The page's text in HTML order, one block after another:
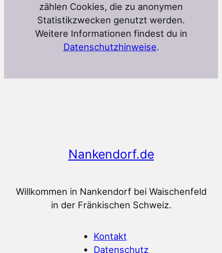
zählen Cookies, die zu anonymen
Statistikzwecken genutzt werden.
Weitere Informationen findest du in
Datenschutzhinweise.
Nankendorf.de
Willkommen in Nankendorf bei Waischenfeld
in der Fränkischen Schweiz.
Kontakt
Datenschutz